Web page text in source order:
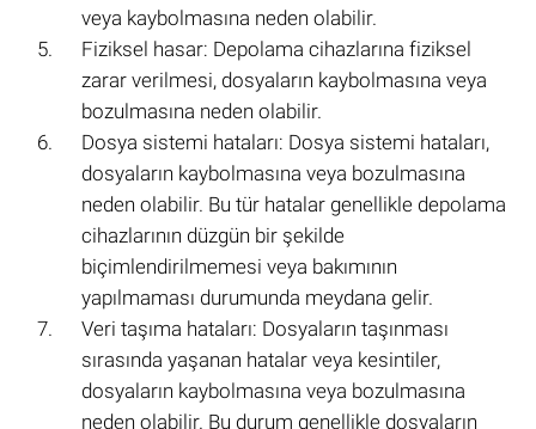
veya kaybolmasına neden olabilir.
Fiziksel hasar: Depolama cihazlarına fiziksel
zarar verilmesi, dosyaların kaybolmasına veya
bozulmasına neden olabilir.
Dosya sistemi hataları: Dosya sistemi hataları,
dosyaların kaybolmasına veya bozulmasına
neden olabilir. Bu tür hatalar genellikle depolama
cihazlarının düzgün bir şekilde
biçimlendirilmemesi veya bakımının
yapılmaması durumunda meydana gelir.
Veri taşıma hataları: Dosyaların taşınması
sırasında yaşanan hatalar veya kesintiler,
dosyaların kaybolmasına veya bozulmasına
neden olabilir. Bu durum genellikle dosyaların